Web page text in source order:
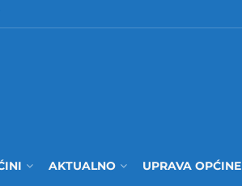
AKTUALNO UPRAVA OPĆINE